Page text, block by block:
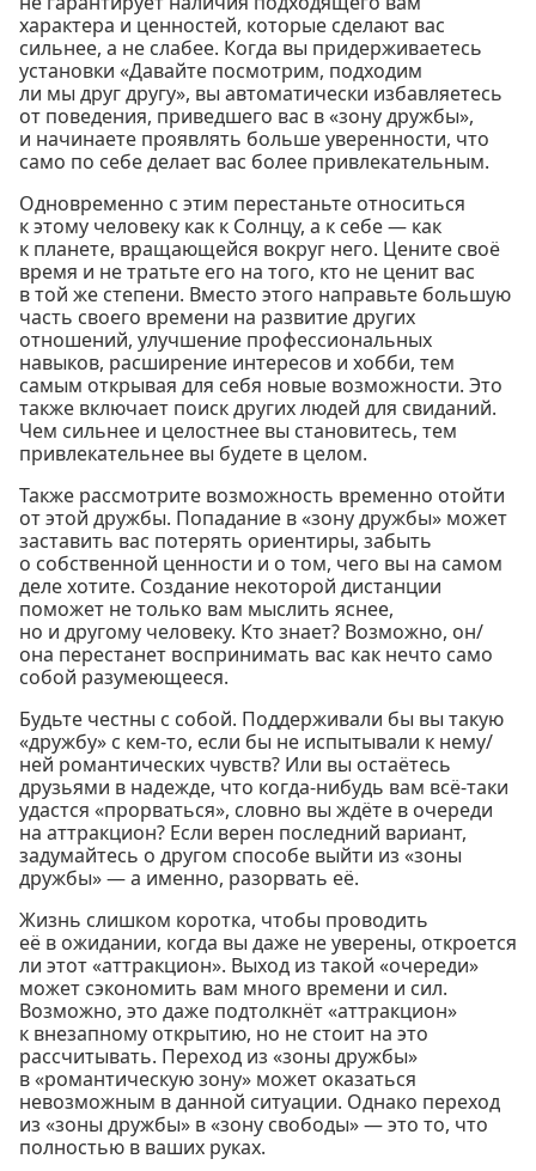
характера и ценностей, которые сделают вас
сильнее, а не слабее. Когда вы придерживаетесь
установки «Давайте посмотрим, подходим
ли мы друг другу», вы автоматически избавляетесь
от поведения, приведшего вас в «зону дружбы»,
и начинаете проявлять больше уверенности, что
само по себе делает вас более привлекательным.
Одновременно с этим перестаньте относиться
к этому человеку как к Солнцу, а к себе — как
к планете, вращающейся вокруг него. Цените своё
время и не тратьте его на того, кто не ценит вас
в той же степени. Вместо этого направьте большую
часть своего времени на развитие других
отношений, улучшение профессиональных
навыков, расширение интересов и хобби, тем
самым открывая для себя новые возможности. Это
также включает поиск других людей для свиданий.
Чем сильнее и целостнее вы становитесь, тем
привлекательнее вы будете в целом.
Также рассмотрите возможность временно отойти
от этой дружбы. Попадание в «зону дружбы» может
заставить вас потерять ориентиры, забыть
о собственной ценности и о том, чего вы на самом
деле хотите. Создание некоторой дистанции
поможет не только вам мыслить яснее,
но и другому человеку. Кто знает? Возможно, он/
она перестанет воспринимать вас как нечто само
собой разумеющееся.
Будьте честны с собой. Поддерживали бы вы такую
«дружбу» с кем-то, если бы не испытывали к нему/
ней романтических чувств? Или вы остаётесь
друзьями в надежде, что когда-нибудь вам всё-таки
удастся «прорваться», словно вы ждёте в очереди
на аттракцион? Если верен последний вариант,
задумайтесь о другом способе выйти из «зоны
дружбы» — а именно, разорвать её.
Жизнь слишком коротка, чтобы проводить
её в ожидании, когда вы даже не уверены, откроется
ли этот «аттракцион». Выход из такой «очереди»
может сэкономить вам много времени и сил.
Возможно, это даже подтолкнёт «аттракцион»
к внезапному открытию, но не стоит на это
рассчитывать. Переход из «зоны дружбы»
в «романтическую зону» может оказаться
невозможным в данной ситуации. Однако переход
из «зоны дружбы» в «зону свободы» — это то, что
полностью в ваших руках.